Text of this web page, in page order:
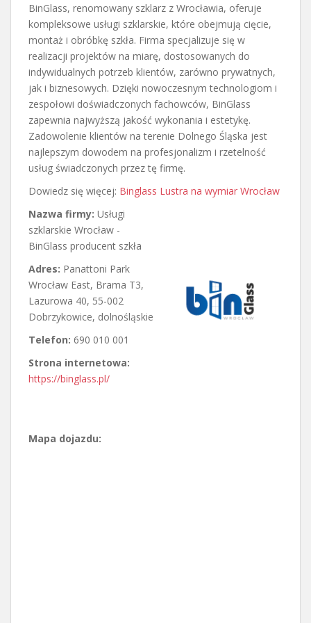
BinGlass, renomowany szklarz z Wrocławia, oferuje
kompleksowe usługi szklarskie, które obejmują cięcie,
montaż i obróbkę szkła. Firma specjalizuje się w
realizacji projektów na miarę, dostosowanych do
indywidualnych potrzeb klientów, zarówno prywatnych,
jak i biznesowych. Dzięki nowoczesnym technologiom i
zespołowi doświadczonych fachowców, BinGlass
zapewnia najwyższą jakość wykonania i estetykę.
Zadowolenie klientów na terenie Dolnego Śląska jest
najlepszym dowodem na profesjonalizm i rzetelność
usług świadczonych przez tę firmę.
Dowiedz się więcej: Binglass Lustra na wymiar Wrocław
Nazwa firmy: Usługi
szklarskie Wrocław -
BinGlass producent szkła
Adres: Panattoni Park
Wrocław East, Brama T3,
Lazurowa 40, 55-002
Dobrzykowice, dolnośląskie
Telefon: 690 010 001
Strona internetowa:
https://binglass.pl/
Mapa dojazdu: